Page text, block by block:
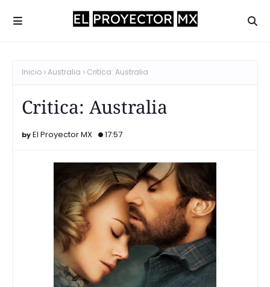
Inicio Australia Critica: Australia
Critica: Australia
El Proyector MX 17:57